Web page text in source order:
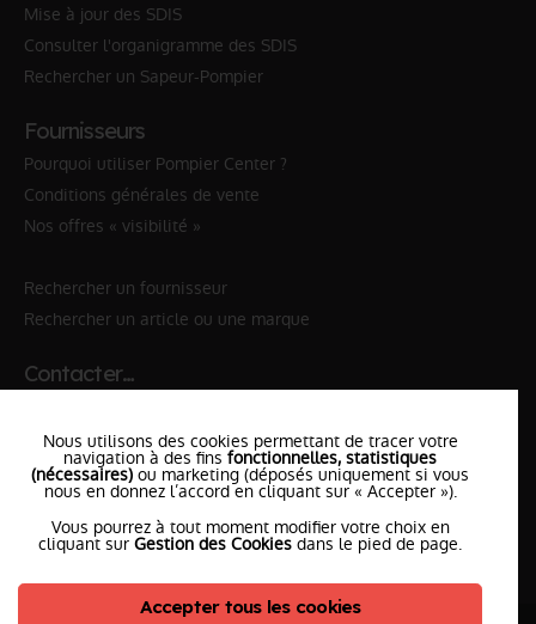
Mise à jour des SDIS
Consulter l'organigramme des SDIS
Rechercher un Sapeur-Pompier
Fournisseurs
Pourquoi utiliser Pompier Center ?
Conditions générales de vente
Nos offres « visibilité »
Rechercher un fournisseur
Rechercher un article ou une marque
Contacter…
✆ 18№National Sapeurs-Pompiers
le SDISle plus proche
l'équipePompierCenter
Nous utilisons des cookies permettant de tracer votre
navigation à des fins fonctionnelles, statistiques
(nécessaires) ou marketing (déposés uniquement si vous
nous en donnez l’accord en cliquant sur « Accepter »).
Vous pourrez à tout moment modifier votre choix en
cliquant sur Gestion des Cookies dans le pied de page.
Accepter tous les cookies